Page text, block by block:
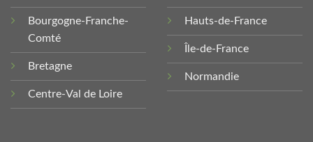
Bourgogne-Franche-
Comté
Bretagne
Centre-Val de Loire
Hauts-de-France
Île-de-France
Normandie